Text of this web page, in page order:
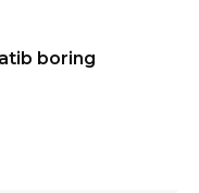
boring